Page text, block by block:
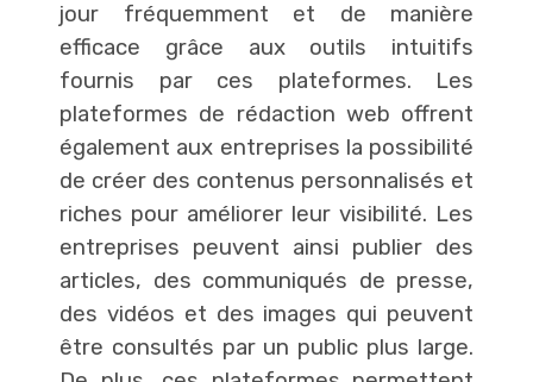
jour fréquemment et de manière
efficace grâce aux outils intuitifs
fournis par ces plateformes. Les
plateformes de rédaction web offrent
également aux entreprises la possibilité
de créer des contenus personnalisés et
riches pour améliorer leur visibilité. Les
entreprises peuvent ainsi publier des
articles, des communiqués de presse,
des vidéos et des images qui peuvent
être consultés par un public plus large.